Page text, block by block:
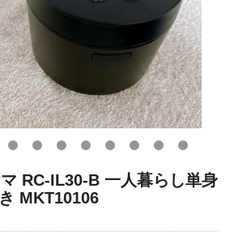
RC-IL30-B 一人暮らし単身
MKT10106